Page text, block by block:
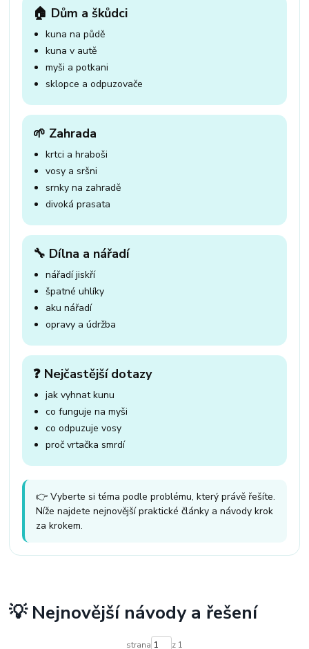
🏠 Dům a škůdci
kuna na půdě
kuna v autě
myši a potkani
sklopce a odpuzovače
🌱 Zahrada
krtci a hraboši
vosy a sršni
srnky na zahradě
divoká prasata
🔧 Dílna a nářadí
nářadí jiskří
špatné uhlíky
aku nářadí
opravy a údržba
❓ Nejčastější dotazy
jak vyhnat kunu
co funguje na myši
co odpuzuje vosy
proč vrtačka smrdí
👉 Vyberte si téma podle problému, který právě řešíte.
Níže najdete nejnovější praktické články a návody krok
za krokem.
💡 Nejnovější návody a řešení
strana z 1